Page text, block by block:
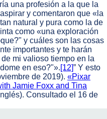
una profesión a la que la
y comentaron que «la
natural y pura como la de
como «una exploración
y cuáles son las cosas
importantes y te harán
mi valioso tiempo en la
en eso?"».[12]​” Y esto
de 2019). «Pixar
Jamie Foxx and Tina
Consultado el 16 de